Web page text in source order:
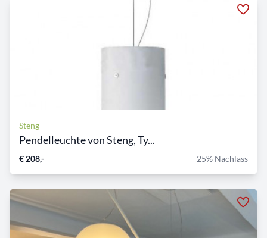
Steng
Pendelleuchte von Steng, Ty...
€ 208,- 25% Nachlass